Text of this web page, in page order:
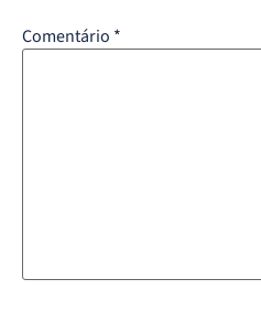
Comentário *